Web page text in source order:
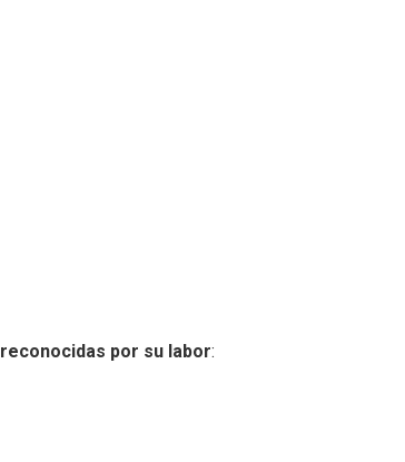
reconocidas por su labor: